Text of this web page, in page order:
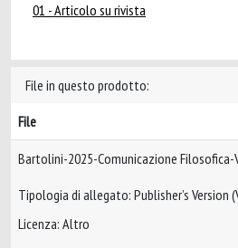
01 - Articolo su rivista
File in questo prodotto:
File
Bartolini-2025-Comunicazione Filosofica-
Tipologia di allegato: Publisher’s Version
Licenza: Altro